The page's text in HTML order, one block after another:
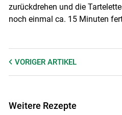
zurückdrehen und die
noch einmal ca. 15 Minuten
VORIGER ARTIKEL
Weitere Rezepte